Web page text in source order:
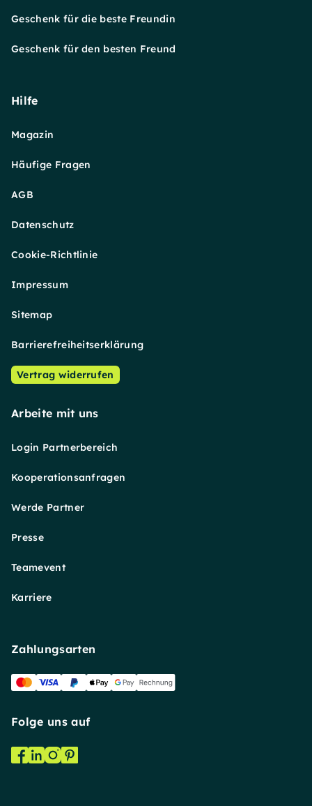
Geschenk für die beste Freundin
Geschenk für den besten Freund
Hilfe
Magazin
Häufige Fragen
AGB
Datenschutz
Cookie-Richtlinie
Impressum
Sitemap
Barrierefreiheitserklärung
Vertrag widerrufen
Arbeite mit uns
Login Partnerbereich
Kooperationsanfragen
Werde Partner
Presse
Teamevent
Karriere
Zahlungsarten
Folge uns auf